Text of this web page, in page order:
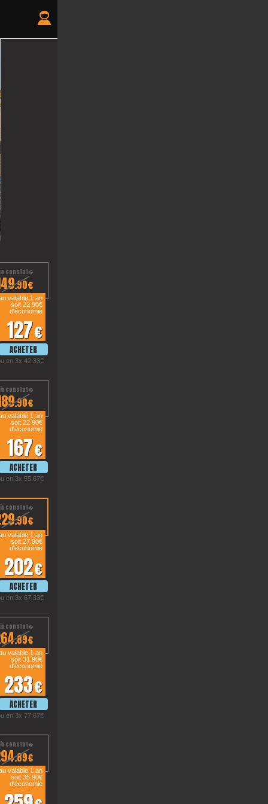
.90€
valable 1 an
127€
en 3x 42.33€
soit 22.90€
d'économie
.90€
valable 1 an
167€
en 3x 55.67€
soit 22.90€
d'économie
.90€
valable 1 an
202€
en 3x 67.33€
soit 27.90€
d'économie
.89€
valable 1 an
233€
en 3x 77.67€
soit 31.90€
d'économie
.89€
valable 1 an
soit 35.90€
d'économie